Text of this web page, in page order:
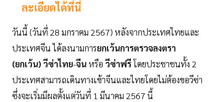
ละเอียดได้ที่นี่
วันนี้ (วันที่ 28 มกราคม 2567) หลังจากประเทศไทยและ
ประเทศจีน ได้ลงนามการยกเว้นการตรวจลงตรา
(ยกเว้น) วีซ่าไทย-จีน หรือ วีซ่าฟรีโดยประชาชนทั้ง 2
ประเทศสามารถเดินทางเข้าจีนและไทยโดยไม่ต้องขอวีซ่า
ซึ่งจะเริ่มมีผลตั้งแต่วันที่ 1 มีนาคม 2567 นี้